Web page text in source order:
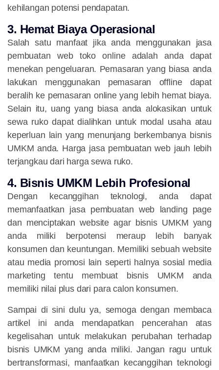
kehilangan potensi pendapatan.
3. Hemat Biaya Operasional
Salah satu manfaat jika anda menggunakan jasa
pembuatan web toko online adalah anda dapat
menekan pengeluaran. Pemasaran yang biasa anda
lakukan menggunakan pemasaran offline dapat
beralih ke pemasaran online yang lebih hemat biaya.
Selain itu, uang yang biasa anda alokasikan untuk
sewa ruko dapat dialihkan untuk modal usaha atau
keperluan lain yang menunjang berkembanya bisnis
UMKM anda. Harga jasa pembuatan web jauh lebih
terjangkau dari harga sewa ruko.
4. Bisnis UMKM Lebih Profesional
Dengan kecanggihan teknologi, anda dapat
memanfaatkan jasa pembuatan web landing page
dan menciptakan website agar bisnis UMKM yang
anda miliki berpotensi meraup lebih banyak
konsumen dan keuntungan. Memiliki sebuah website
atau media promosi lain seperti halnya sosial media
marketing tentu membuat bisnis UMKM anda
memiliki nilai plus dari para calon konsumen.
Sampai di sini dulu ya, semoga dengan membaca
artikel ini anda mendapatkan pencerahan atas
kegelisahan untuk melakukan perubahan terhadap
bisnis UMKM yang anda miliki. Jangan ragu untuk
bertransformasi, manfaatkan kecanggihan teknologi